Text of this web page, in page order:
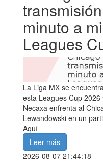
minuto a
Leagues
La Liga MX se
esta Leagues Cup
Necaxa enfrenta al
Lewandowski en un
Aquí
Leer más
2026-08-07 21:44:18